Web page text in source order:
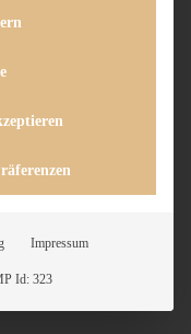
Impressum
Id: 323